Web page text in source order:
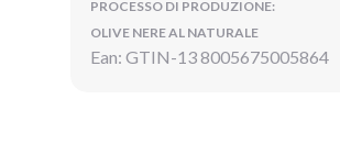
PROCESSO DI PRODUZIONE:
OLIVE NERE AL NATURALE
Ean: GTIN-13 8005675005864